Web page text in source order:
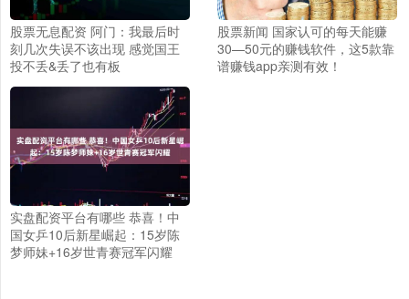
股票无息配资 阿门：我最后时
刻几次失误不该出现 感觉国王
投不丢&丢了也有板
股票新闻 国家认可的每天能赚
30—50元的赚钱软件，这5款靠
谱赚钱app亲测有效！
实盘配资平台有哪些 恭喜！中
国女乒10后新星崛起：15岁陈
梦师妹+16岁世青赛冠军闪耀